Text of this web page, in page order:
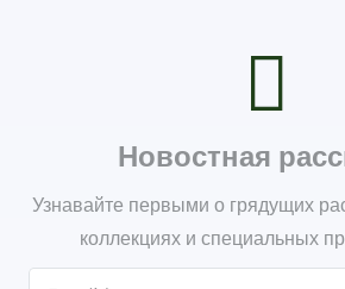
Новостная
Узнавайте первыми о грядущих
коллекциях и специальных